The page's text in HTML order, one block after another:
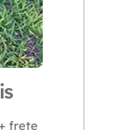
frete